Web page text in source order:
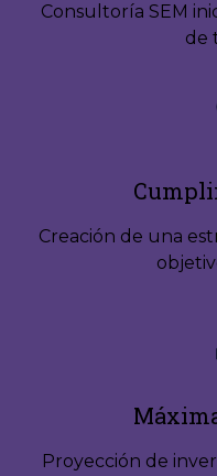
Consultoría SEM
de
Creación de una
Proyección de